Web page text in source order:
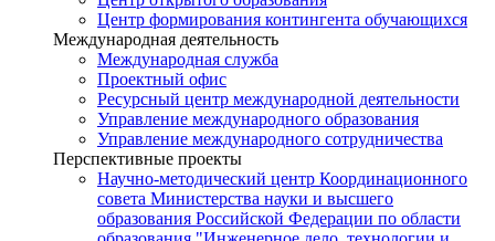
Центр формирования контингента обучающихся
Международная деятельность
Международная служба
Проектный офис
Ресурсный центр международной деятельности
Управление международного образования
Управление международного сотрудничества
Перспективные проекты
Научно-методический центр Координационного
совета Министерства науки и высшего
образования Российской Федерации по области